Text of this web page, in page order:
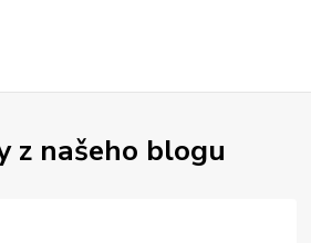
z našeho blogu